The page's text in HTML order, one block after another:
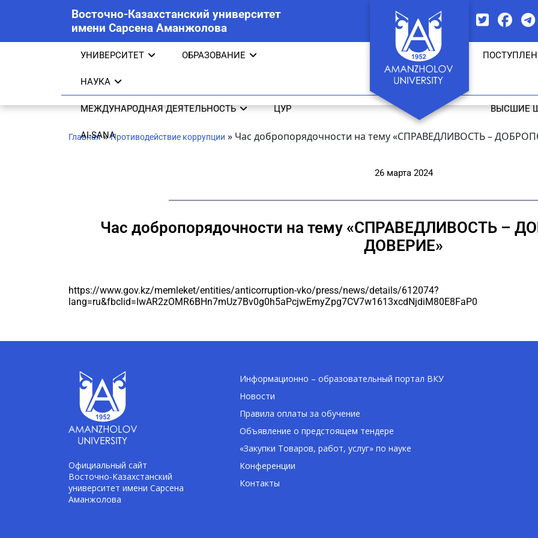
Восточно-Казахстанский университет
имени Сарсена Аманжолова
УНИВЕРСИТЕТ ОБРАЗОВАНИЕ
НАУКА
МЕЖДУНАРОДНАЯ ДЕЯТЕЛЬНОСТЬ ЦУР
AI-SANA
ВЫСШИЕ
Главная»Противодействие коррупции » Час добропорядочности на тему «СПРАВЕДЛИВОСТЬ –
26 марта 2024
Час добропорядочности на тему «СПРАВЕДЛИВОСТЬ –
ДОВЕРИЕ»
https://www.gov.kz/memleket/entities/anticorruption-vko/press/news/details/612074?
lang=ru&fbclid=IwAR2zOMR6BHn7mUz7Bv0g0h5aPcjwEmyZpg7CV7w1613xcdNjdiM80E8FaP0
Официальный сайт
Восточно-Казахстанский
университет имени Сарсена
Аманжолова
Информационно – образовательный портал ВКУ
Новости
Правила оплаты за обучение
Объявление о предстоящем тендере
«Закупки Товаров, работ, услуг» по науке
Конференции
Контакты